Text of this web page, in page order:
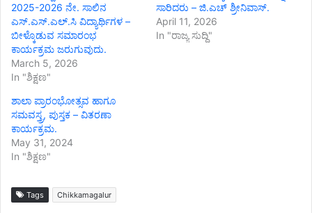
2025-2026 ನೇ. ಸಾಲಿನ
ಎಸ್.ಎಸ್.ಎಲ್.ಸಿ ವಿದ್ಯಾರ್ಥಿಗಳ –
ಬೀಳ್ಕೊಡುವ ಸಮಾರಂಭ
ಕಾರ್ಯಕ್ರಮ ಜರುಗುವುದು.
March 5, 2026
In "ಶಿಕ್ಷಣ"
ಸಾರಿದರು – ಜಿ.ಎಚ್ ಶ್ರೀನಿವಾಸ್.
April 11, 2026
In "ರಾಜ್ಯ ಸುದ್ದಿ"
ಶಾಲಾ ಪ್ರಾರಂಭೋತ್ಸವ ಹಾಗೂ
ಸಮವಸ್ತ್ರ, ಪುಸ್ತಕ – ವಿತರಣಾ
ಕಾರ್ಯಕ್ರಮ.
May 31, 2024
In "ಶಿಕ್ಷಣ"
Tags Chikkamagalur